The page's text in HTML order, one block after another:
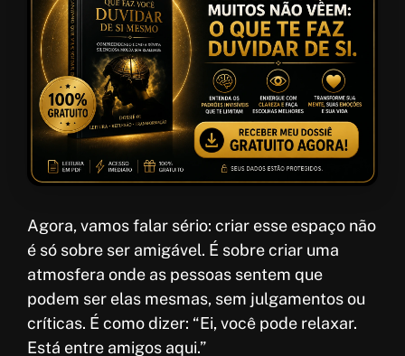
Agora, vamos falar sério: criar esse espaço não
é só sobre ser amigável. É sobre criar uma
atmosfera onde as pessoas sentem que
podem ser elas mesmas, sem julgamentos ou
críticas. É como dizer: “Ei, você pode relaxar.
Está entre amigos aqui.”